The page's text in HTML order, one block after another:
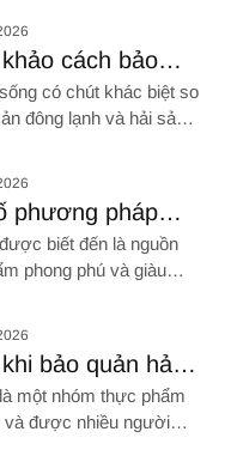
hải sản tươi ngon, chất
quản hải sản sống luôn
cách bảo
sản sống luôn
ngon nhất
có chút khác biệt so
đông lạnh và hải sản
đánh bắt hoặc được
bảo quản hải sản trong
phương pháp
hải sản trong
sử dụng
biết đến là nguồn
phong phú và giàu
bảo quản hải
các loại thực
một nhóm thực phẩm
và được nhiều người